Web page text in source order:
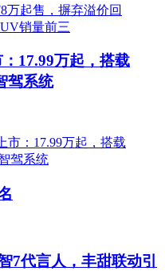
17.99万起，搭载
驾系统
7代言人，丰甜联动引